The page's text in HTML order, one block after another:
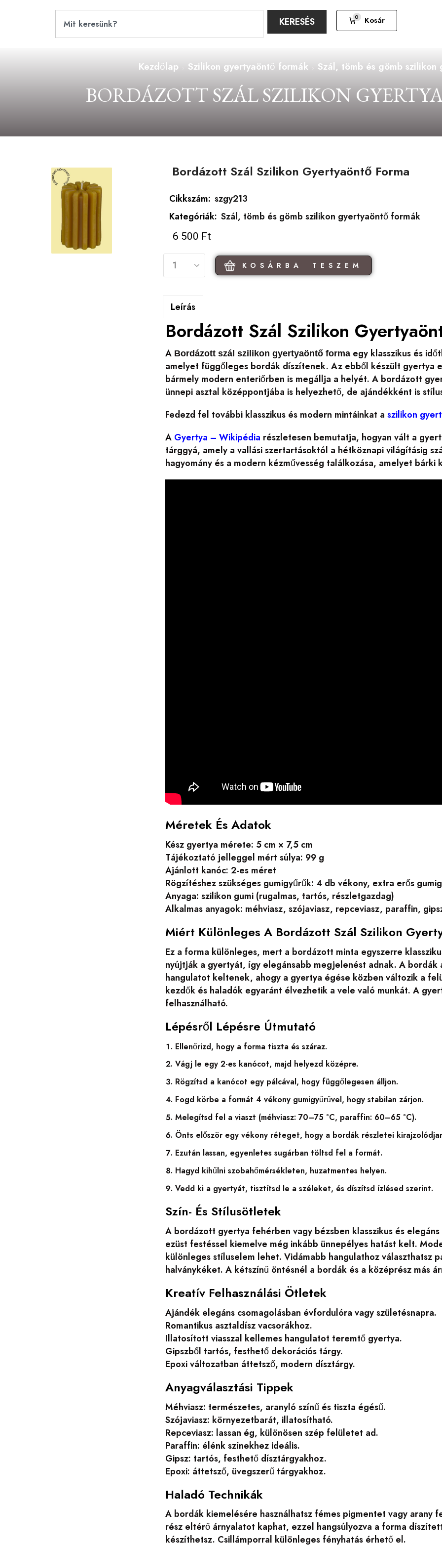
KERESÉS 0 Kosár
Kezdőlap Szilikon gyertyaöntő formák Szál, tömb és gömb
BORDÁZOTT SZÁL SZILIKON
Bordázott Szál Szilikon Gyertyaöntő Forma
Cikkszám: szgy213
Kategóriák: Szál, tömb és gömb szilikon gyertyaöntő formák
6 500 Ft
KOSÁRBA TESZEM
Leírás
Bordázott Szál Szilikon
A Bordázott szál szilikon gyertyaöntő forma egy klasszikus és
amelyet függőleges bordák díszítenek. Az ebből készült gyertya
bármely modern enteriőrben is megállja a helyét. A bordázott
ünnepi asztal középpontjába is helyezhető, de ajándékként is
Fedezd fel további klasszikus és modern mintáinkat aszilikon
A Gyertya – Wikipédia részletesen bemutatja, hogyan vált a
tárggyá, amely a vallási szertartásoktól a hétköznapi világításig
hagyomány és a modern kézművesség találkozása, amelyet
Méretek És Adatok
Kész gyertya mérete: 5 cm × 7,5 cm
Tájékoztató jelleggel mért súlya: 99 g
Ajánlott kanóc: 2-es méret
Rögzítéshez szükséges gumigyűrűk: 4 db vékony, extra erős
Anyaga: szilikon gumi (rugalmas, tartós, részletgazdag)
Alkalmas anyagok: méhviasz, szójaviasz, repceviasz, paraffin,
Miért Különleges A Bordázott Szál Szilikon
Ez a forma különleges, mert a bordázott minta egyszerre
nyújtják a gyertyát, így elegánsabb megjelenést adnak. A
hangulatot keltenek, ahogy a gyertya égése közben változik a
kezdők és haladók egyaránt élvezhetik a vele való munkát. A
felhasználható.
Lépésről Lépésre Útmutató
Ellenőrizd, hogy a forma tiszta és száraz.
Vágj le egy 2-es kanócot, majd helyezd középre.
Rögzítsd a kanócot egy pálcával, hogy függőlegesen álljon.
Fogd körbe a formát 4 vékony gumigyűrűvel, hogy stabilan zárjon.
Melegítsd fel a viaszt (méhviasz: 70–75 °C, paraffin: 60–65 °C).
Önts először egy vékony réteget, hogy a bordák részletei
Ezután lassan, egyenletes sugárban töltsd fel a formát.
Hagyd kihűlni szobahőmérsékleten, huzatmentes helyen.
Vedd ki a gyertyát, tisztítsd le a széleket, és díszítsd ízlésed szerint.
Szín- És Stílusötletek
A bordázott gyertya fehérben vagy bézsben klasszikus és
ezüst festéssel kiemelve még inkább ünnepélyes hatást kelt.
különleges stíluselem lehet. Vidámabb hangulathoz választhatsz
halványkéket. A kétszínű öntésnél a bordák és a középrész más
Kreatív Felhasználási Ötletek
Ajándék elegáns csomagolásban évfordulóra vagy születésnapra.
Romantikus asztaldísz vacsorákhoz.
Illatosított viasszal kellemes hangulatot teremtő gyertya.
Gipszből tartós, festhető dekorációs tárgy.
Epoxi változatban áttetsző, modern dísztárgy.
Anyagválasztási Tippek
Méhviasz: természetes, aranyló színű és tiszta égésű.
Szójaviasz: környezetbarát, illatosítható.
Repceviasz: lassan ég, különösen szép felületet ad.
Paraffin: élénk színekhez ideális.
Gipsz: tartós, festhető dísztárgyakhoz.
Epoxi: áttetsző, üvegszerű tárgyakhoz.
Haladó Technikák
A bordák kiemelésére használhatsz fémes pigmentet vagy arany
rész eltérő árnyalatot kaphat, ezzel hangsúlyozva a forma
készíthetsz. Csillámporral különleges fényhatás érhető el.